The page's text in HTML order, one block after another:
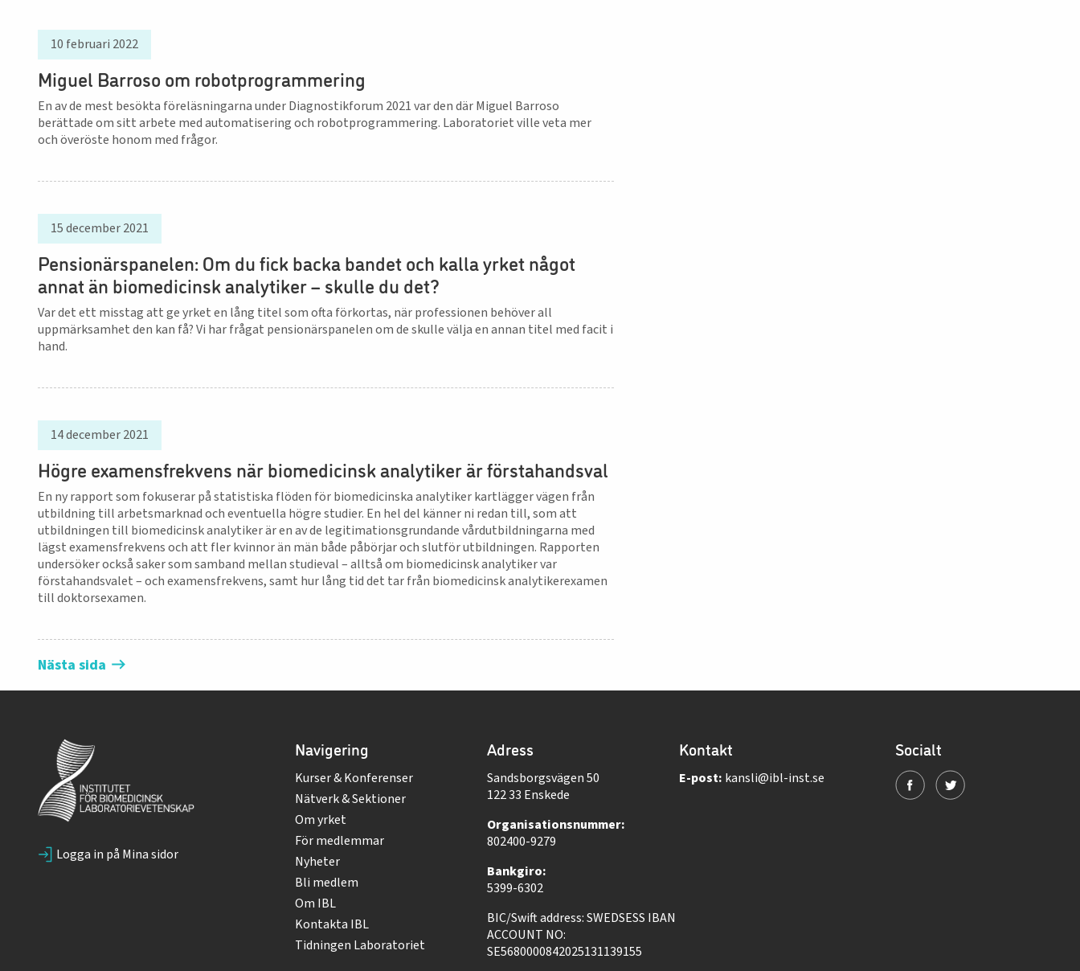
10 februari 2022
Miguel Barroso om robotprogrammering
En av de mest besökta föreläsningarna under Diagnostikforum 2021 var den där Miguel Barroso
berättade om sitt arbete med automatisering och robotprogrammering. Laboratoriet ville veta mer
och överöste honom med frågor.
15 december 2021
Pensionärspanelen: Om du fick backa bandet och kalla yrket något
annat än biomedicinsk analytiker – skulle du det?
Var det ett misstag att ge yrket en lång titel som ofta förkortas, när professionen behöver all
uppmärksamhet den kan få? Vi har frågat pensionärspanelen om de skulle välja en annan titel med facit i
hand.
14 december 2021
Högre examensfrekvens när biomedicinsk analytiker är förstahandsval
En ny rapport som fokuserar på statistiska flöden för biomedicinska analytiker kartlägger vägen från
utbildning till arbetsmarknad och eventuella högre studier. En hel del känner ni redan till, som att
utbildningen till biomedicinsk analytiker är en av de legitimationsgrundande vårdutbildningarna med
lägst examensfrekvens och att fler kvinnor än män både påbörjar och slutför utbildningen. Rapporten
undersöker också saker som samband mellan studieval – alltså om biomedicinsk analytiker var
förstahandsvalet – och examensfrekvens, samt hur lång tid det tar från biomedicinsk analytikerexamen
till doktorsexamen.
Nästa sida
Logga in på Mina sidor
Navigering
Kurser & Konferenser
Nätverk & Sektioner
Om yrket
För medlemmar
Nyheter
Bli medlem
Om IBL
Kontakta IBL
Tidningen Laboratoriet
Adress
Sandsborgsvägen 50
122 33 Enskede
Organisationsnummer:
802400-9279
Bankgiro:
5399-6302
BIC/Swift address: SWEDSESS IBAN
ACCOUNT NO:
SE5680000842025131139155
Kontakt
E-post: kansli@ibl-inst.se
Socialt